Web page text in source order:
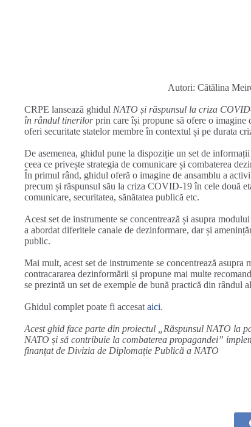
Autori: Cătălina
CRPE lansează ghidul NATO și răspunsul la criza
în rândul tinerilorprin care își propune să ofere o imagine
oferi securitate statelor membre în contextul și pe durata
De asemenea, ghidul pune la dispoziție un set de
ceea ce privește strategia de comunicare și combaterea
În primul rând, ghidul oferă o imagine de ansamblu a
precum și răspunsul său la criza COVID-19 în cele două
comunicare, securitatea, sănătatea publică etc.
Acest set de instrumente se concentrează și asupra
a abordat diferitele canale de dezinformare, dar și
public.
Mai mult, acest set de instrumente se concentrează
contracararea dezinformării și propune mai multe
se prezintă un set de exemple de bună practică din
Ghidul complet poate fi accesat aici.
Acest ghid face parte din proiectul „Răspunsul NATO la
NATO și să contribuie la combaterea propagandei”
finanțat de Divizia de Diplomație Publică a NATO